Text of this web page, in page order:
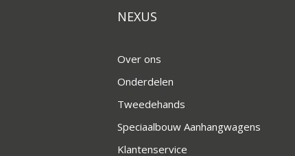
NEXUS
Over ons
Onderdelen
Tweedehands
Speciaalbouw Aanhangwagens
Klantenservice